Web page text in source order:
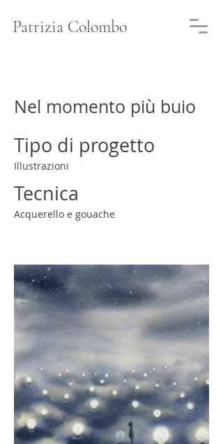
Patrizia Colombo
Nel momento più buio
Tipo di progetto
Illustrazioni
Tecnica
Acquerello e gouache